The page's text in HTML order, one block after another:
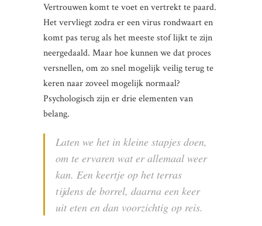
Vertrouwen komt te voet en vertrekt te paard.
Het vervliegt zodra er een virus rondwaart en
komt pas terug als het meeste stof lijkt te zijn
neergedaald. Maar hoe kunnen we dat proces
versnellen, om zo snel mogelijk veilig terug te
keren naar zoveel mogelijk normaal?
Psychologisch zijn er drie elementen van
belang.
Laten we het in kleine stapjes doen,
om te ervaren wat er allemaal weer
kan. Een keertje op het terras
tijdens de borrel, daarna een keer
uit eten en dan voorzichtig op reis.